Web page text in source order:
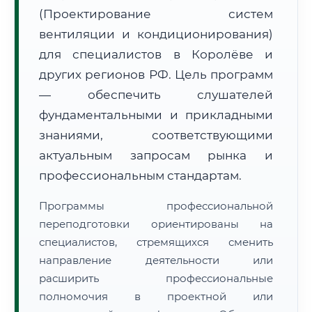
Расчет логистики оригиналов:
• Маршрут транзита:
• Экспресс-доставка СДЭК / Почтой:4–6 рабочих дней
📜 Документы и аккредитация ФИС ФРДО
(Проектирование систем
вентиляции и кондиционирования)
для специалистов в Королёве и
других регионов РФ. Цель программ
— обеспечить слушателей
фундаментальными и прикладными
знаниями, соответствующими
актуальным запросам рынка и
профессиональным стандартам.
Программы профессиональной
переподготовки ориентированы на
специалистов, стремящихся сменить
направление деятельности или
расширить профессиональные
полномочия в проектной или